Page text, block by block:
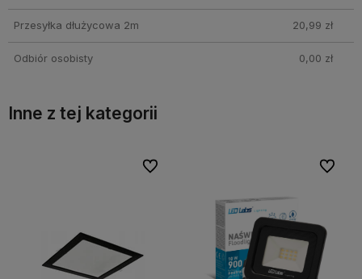
Przesyłka dłużycowa 2m 20,99 zł
Odbiór osobisty 0,00 zł
Inne z tej kategorii
Do ulubionych
Do ulubionych Do
Do